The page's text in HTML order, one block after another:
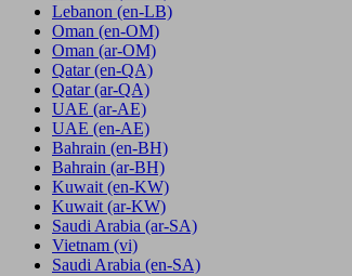
Lebanon (en-LB)
Oman (en-OM)
Oman (ar-OM)
Qatar (en-QA)
Qatar (ar-QA)
UAE (ar-AE)
UAE (en-AE)
Bahrain (en-BH)
Bahrain (ar-BH)
Kuwait (en-KW)
Kuwait (ar-KW)
Saudi Arabia (ar-SA)
Vietnam (vi)
Saudi Arabia (en-SA)